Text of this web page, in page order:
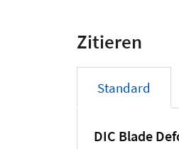
Zitieren
Standard
DIC Blade